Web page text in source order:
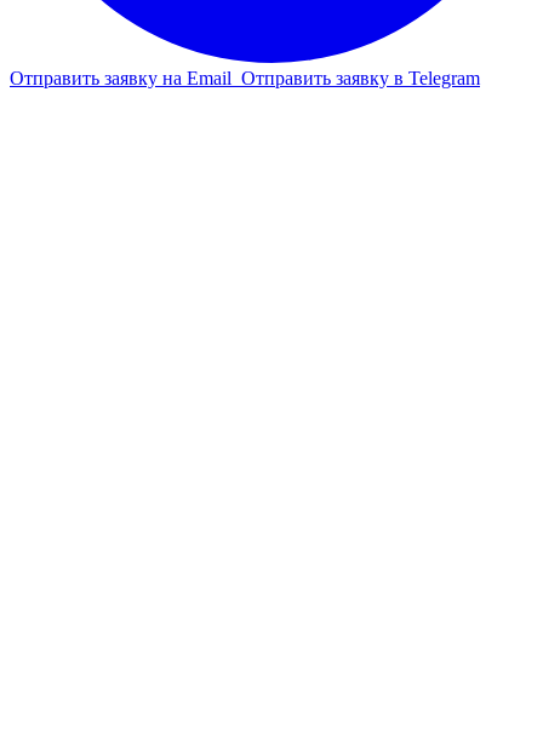
Отправить заявку на Email Отправить заявку в Telegram